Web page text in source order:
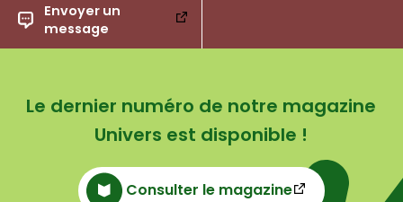
Envoyer un
message
Le dernier numéro de notre magazine
Univers est disponible !
Consulter le magazine